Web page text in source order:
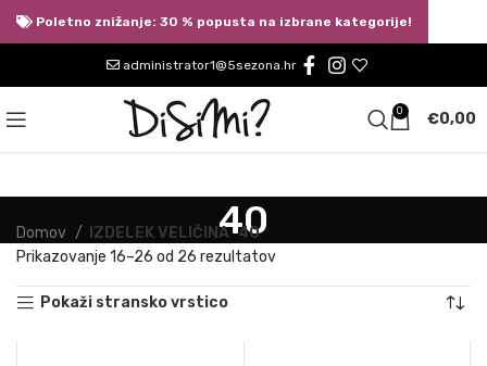
administrator1@5sezona.hr
0 €0,00
40
Domov IZDELEK VELIČINA 40
Prikazovanje 16–26 od 26 rezultatov
Pokaži stransko vrstico
Poletno znižanje: 30 % popusta na izbrane kategorije!